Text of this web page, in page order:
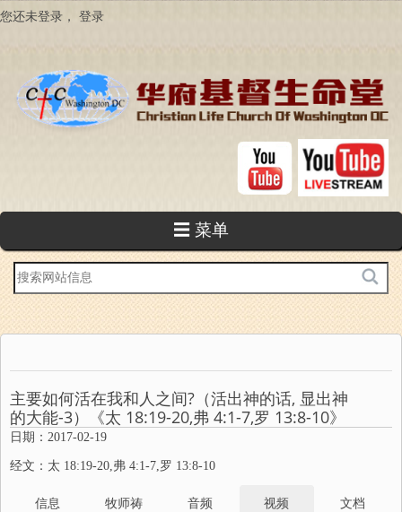
跳
您还未登录， 登录
☰ 菜单
站
内
搜
索
主要如何活在我和人之间?（活出神的话, 显出神
的大能-3）《太 18:19-20,弗 4:1-7,罗 13:8-10》
日期：2017-02-19
经文：太 18:19-20,弗 4:1-7,罗 13:8-10
信息
牧师祷
音频 视频 文档